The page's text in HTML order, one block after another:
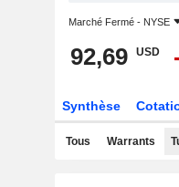
Marché Fermé - NYSE
92,69 USD
Synthèse
Tous Warrants